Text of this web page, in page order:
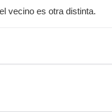
vecino es otra distinta.